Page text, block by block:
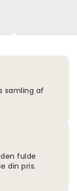
samling af
fulde
din pris.